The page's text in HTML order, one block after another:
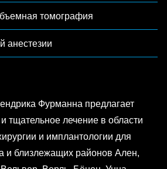
томография
анестезии
Фурманна предлагает
тщательное лечение в области
и имплантологии для
и близлежащих районов Ален,